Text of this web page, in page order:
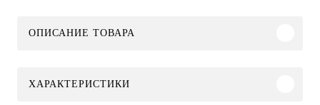
ОПИСАНИЕ ТОВАРА
ХАРАКТЕРИСТИКИ